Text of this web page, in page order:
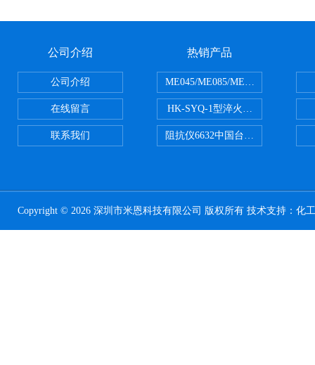
公司介绍
公司介绍
在线留言
联系我们
热销产品
ME045/ME085/ME150ME系列
HK-SYQ-1型淬火介质冷却性能测
阻抗仪6632中国台湾益和
Copyright © 2026 深圳市米恩科技有限公司 版权所有 技术支持： 化